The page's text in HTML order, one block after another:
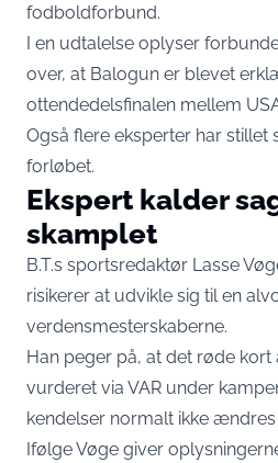
fodboldforbund.
I en udtalelse oplyser
over, at Balogun er blevet
ottendedelsfinalen mellem
Også flere eksperter har stillet
forløbet.
Ekspert kalder
skamplet
B.T.s sportsredaktør Lasse
risikerer at udvikle sig til en
verdensmesterskaberne.
Han peger på, at det røde
vurderet via VAR under
kendelser normalt ikke
Ifølge Vøge giver